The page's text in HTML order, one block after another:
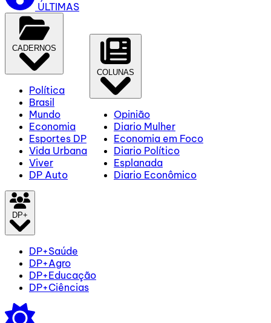
ÚLTIMAS
CADERNOS
Política
Brasil
Mundo
Economia
Esportes DP
Vida Urbana
Viver
DP Auto
COLUNAS
Opinião
Diario Mulher
Economia em Foco
Diario Político
Esplanada
Diario Econômico
DP+
DP+Saúde
DP+Agro
DP+Educação
DP+Ciências